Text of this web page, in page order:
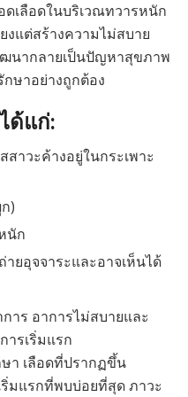
ดเลือดในบริเวณทวารหนัก
งแต่สร้างความไม่สบาย
นากลายเป็นปัญหาสุขภาพ
ษาอย่างถูกต้อง
ด้แก่:
าวะค้างอยู่ในกระเพาะ
)
นัก
ยอุจจาระและอาจเห็นได้
าร อาการไม่สบายและ
รเริ่มแรก
า เลือดที่ปรากฏขึ้น
ริ่มแรกที่พบบ่อยที่สุด ภาวะ